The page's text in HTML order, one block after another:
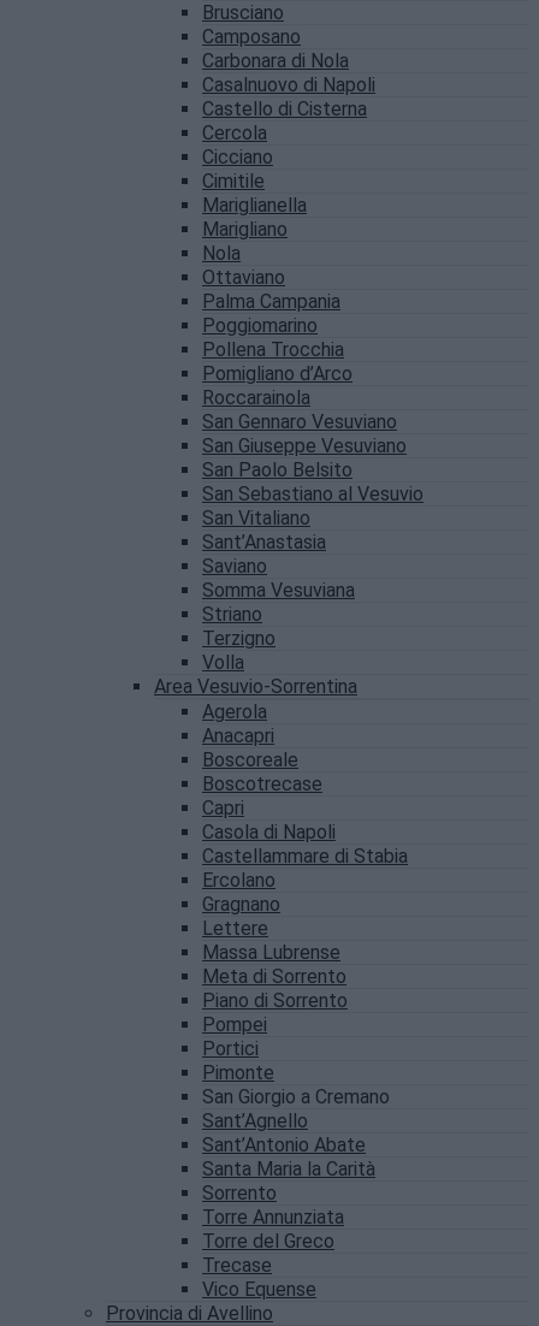
Brusciano
Camposano
Carbonara di Nola
Casalnuovo di Napoli
Castello di Cisterna
Cercola
Cicciano
Cimitile
Mariglianella
Marigliano
Nola
Ottaviano
Palma Campania
Poggiomarino
Pollena Trocchia
Pomigliano d’Arco
Roccarainola
San Gennaro Vesuviano
San Giuseppe Vesuviano
San Paolo Belsito
San Sebastiano al Vesuvio
San Vitaliano
Sant’Anastasia
Saviano
Somma Vesuviana
Striano
Terzigno
Volla
Area Vesuvio-Sorrentina
Agerola
Anacapri
Boscoreale
Boscotrecase
Capri
Casola di Napoli
Castellammare di Stabia
Ercolano
Gragnano
Lettere
Massa Lubrense
Meta di Sorrento
Piano di Sorrento
Pompei
Portici
Pimonte
San Giorgio a Cremano
Sant’Agnello
Sant’Antonio Abate
Santa Maria la Carità
Sorrento
Torre Annunziata
Torre del Greco
Trecase
Vico Equense
Provincia di Avellino